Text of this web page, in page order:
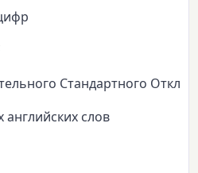
Стандартного
английских слов